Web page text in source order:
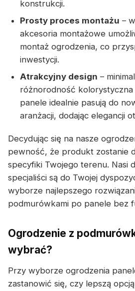
konstrukcji.
Prosty proces montażu –
akcesoria montażowe
montaż ogrodzenia, co
inwestycji.
Atrakcyjny design –
różnorodność kolorystyczna
panele idealnie pasują do
aranżacji, dodając elegancji
Decydując się na nasze
pewność, że produkt zostanie
specyfiki Twojego terenu. Nasi
specjaliści są do Twojej
wyborze najlepszego
podmurówkami po panele bez
Ogrodzenie z
wybrać?
Przy wyborze ogrodzenia
zastanowić się, czy lepszą